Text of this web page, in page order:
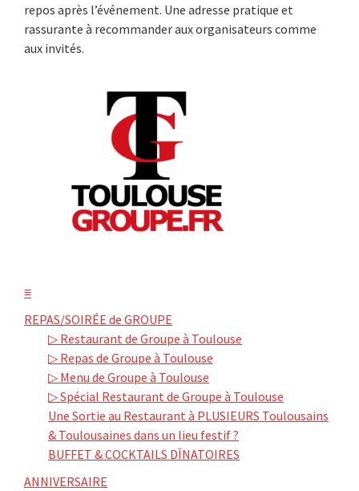
repos après l’événement. Une adresse pratique et
rassurante à recommander aux organisateurs comme
aux invités.
≡
REPAS/SOIRÉE de GROUPE
▷ Restaurant de Groupe à Toulouse
▷ Repas de Groupe à Toulouse
▷ Menu de Groupe à Toulouse
▷ Spécial Restaurant de Groupe à Toulouse
Une Sortie au Restaurant à PLUSIEURS Toulousains
& Toulousaines dans un lieu festif ?
BUFFET & COCKTAILS DÎNATOIRES
ANNIVERSAIRE